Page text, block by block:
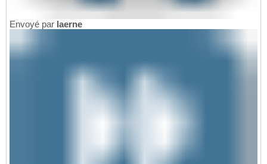
Envoyé par laerne